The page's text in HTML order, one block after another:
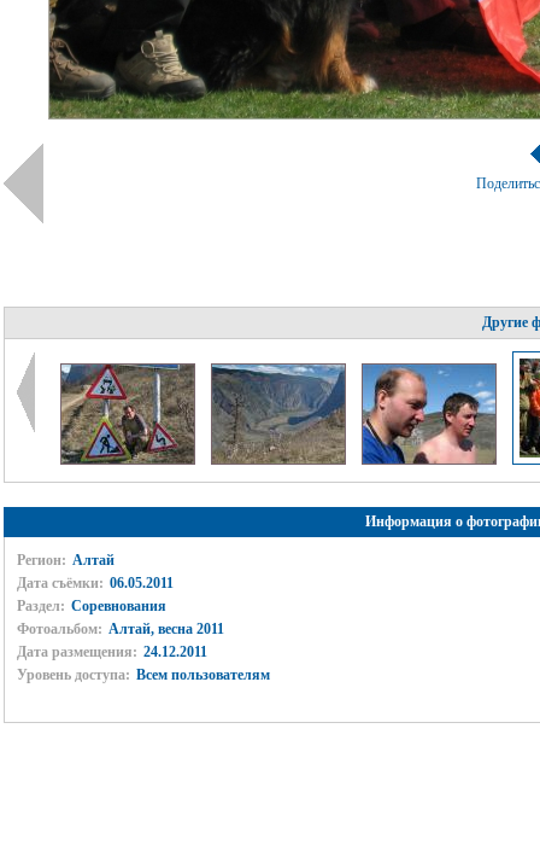
Другие
Информация о
Регион: Алтай
Дата съёмки: 06.05.2011
Раздел: Соревнования
Фотоальбом: Алтай, весна 2011
Дата размещения: 24.12.2011
Уровень доступа: Всем пользователям